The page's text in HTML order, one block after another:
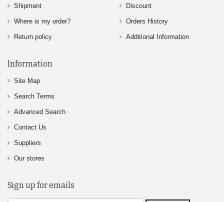
Shipment
Where is my order?
Return policy
Discount
Orders History
Additional Information
Information
Site Map
Search Terms
Advanced Search
Contact Us
Suppliers
Our stores
Sign up for emails